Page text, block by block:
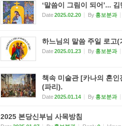
‘말씀이 그림이 되어’...
Date2025.02.20 By홍보분과
하느님의 말씀 주일 로고(
Date2025.01.23 By홍보분과
책속 미술관 [카나의 혼
(파리).
Date2025.01.14 By홍보분과
2025 본당신부님 사목방침